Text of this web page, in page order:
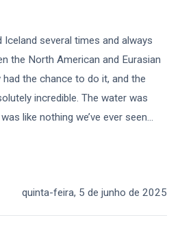
Iceland several times and always
the North American and Eurasian
the chance to do it, and the
incredible. The water was
like nothing we’ve ever seen
quinta-feira, 5 de junho de 2025